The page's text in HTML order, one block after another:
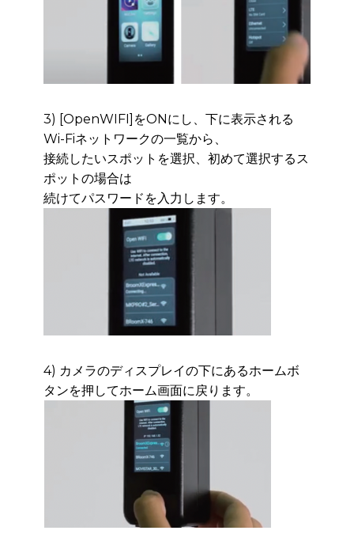
3) [OpenWIFI]をONにし、下に表示される
Wi-Fiネットワークの一覧から、
接続したいスポッ トを選択、初めて選択するス
ポットの場合は
続けてパスワードを入力します。
4) カメラのディスプレイの下にあるホームボ
タンを押してホーム画面に戻ります。